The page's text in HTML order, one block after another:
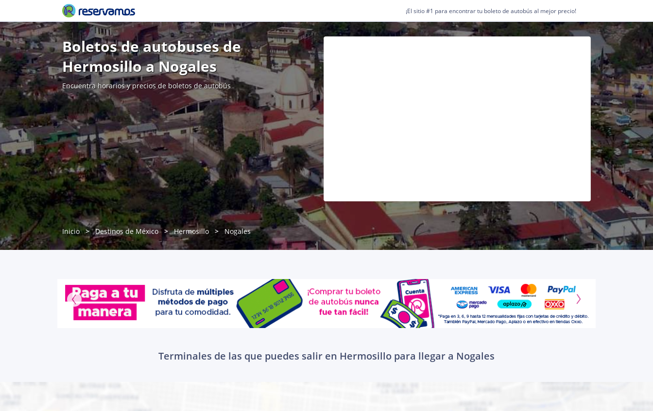
¡El sitio #1 para encontrar tu boleto de autobús al mejor precio!
Boletos de autobuses de
Hermosillo a Nogales
Encuentra horarios y precios de boletos de autobús
Inicio Destinos de México Hermosillo Nogales
Terminales de las que puedes salir en Hermosillo para llegar a Nogales